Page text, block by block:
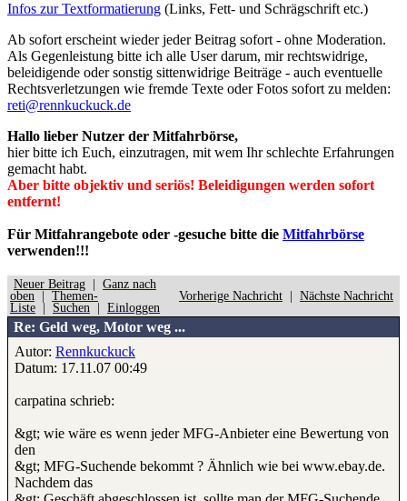
Infos zur Textformatierung (Links, Fett- und Schrägschrift etc.)
Ab sofort erscheint wieder jeder Beitrag sofort - ohne Moderation.
Als Gegenleistung bitte ich alle User darum, mir rechtswidrige,
beleidigende oder sonstig sittenwidrige Beiträge - auch eventuelle
Rechtsverletzungen wie fremde Texte oder Fotos sofort zu melden:
reti@rennkuckuck.de
Hallo lieber Nutzer der Mitfahrbörse,
hier bitte ich Euch, einzutragen, mit wem Ihr schlechte Erfahrungen
gemacht habt.
Aber bitte objektiv und seriös! Beleidigungen werden sofort
entfernt!
Für Mitfahrangebote oder -gesuche bitte die Mitfahrbörse
verwenden!!!
Neuer Beitrag
Ganz nach
oben
Themen-
Liste
Suchen Einloggen
Vorherige Nachricht Nächste Nachricht
Re: Geld weg, Motor weg ...
Autor: Rennkuckuck
Datum: 17.11.07 00:49
carpatina schrieb:
&gt; wie wäre es wenn jeder MFG-Anbieter eine Bewertung von
den
&gt; MFG-Suchende bekommt ? Ähnlich wie bei www.ebay.de.
Nachdem das